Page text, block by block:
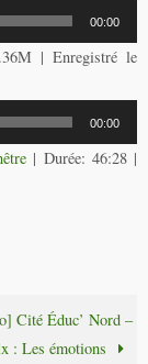
00:00
| Enregistré le
00:00
| Durée: 46:28|
Cité Éduc’ Nord –
: Les émotions